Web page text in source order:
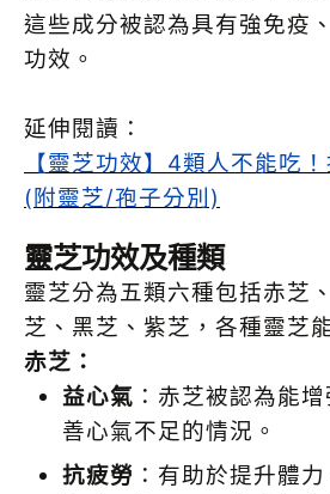
這些成分被認為具有強免疫
功效。
延伸閱讀：
【靈芝功效】4類人不能吃
(附靈芝/孢子分別)
靈芝功效及種類
靈芝分為五類六種包括赤芝
芝、黑芝、紫芝，各種靈芝
赤芝：
益心氣 ：赤芝被認為能
善心氣不足的情況。
抗疲勞 ：有助於提升體